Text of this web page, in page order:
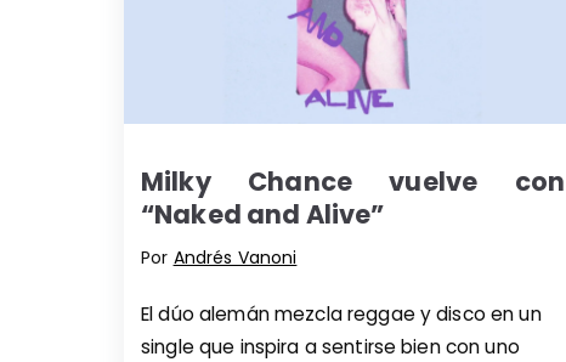
Milky Chance vuelve con
“Naked and Alive”
Por Andrés Vanoni
El dúo alemán mezcla reggae y disco en un
single que inspira a sentirse bien con uno